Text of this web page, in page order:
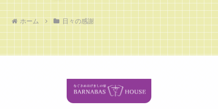
へ
ホーム 日々の感謝